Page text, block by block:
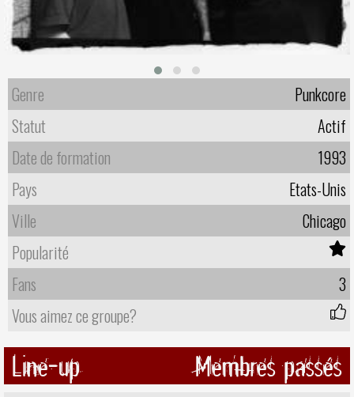
Genre
Punkcore
Statut
Actif
Date de formation
1993
Pays
Etats-Unis
Ville
Chicago
Popularité
Fans
3
Vous aimez ce groupe?
Line-up Membres passés